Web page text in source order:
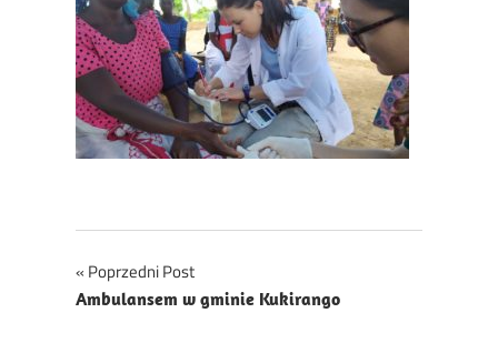
Nawigacja
wpisu
Poprzedni Post
Ambulansem w gminie Kukirango